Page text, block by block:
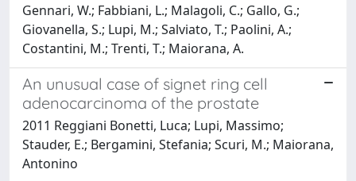
Gennari, W.; Fabbiani, L.; Malagoli, C.; Gallo, G.;
Giovanella, S.; Lupi, M.; Salviato, T.; Paolini, A.;
Costantini, M.; Trenti, T.; Maiorana, A.
An unusual case of signet ring cell
adenocarcinoma of the prostate
2011 Reggiani Bonetti, Luca; Lupi, Massimo;
Stauder, E.; Bergamini, Stefania; Scuri, M.; Maiorana,
Antonino